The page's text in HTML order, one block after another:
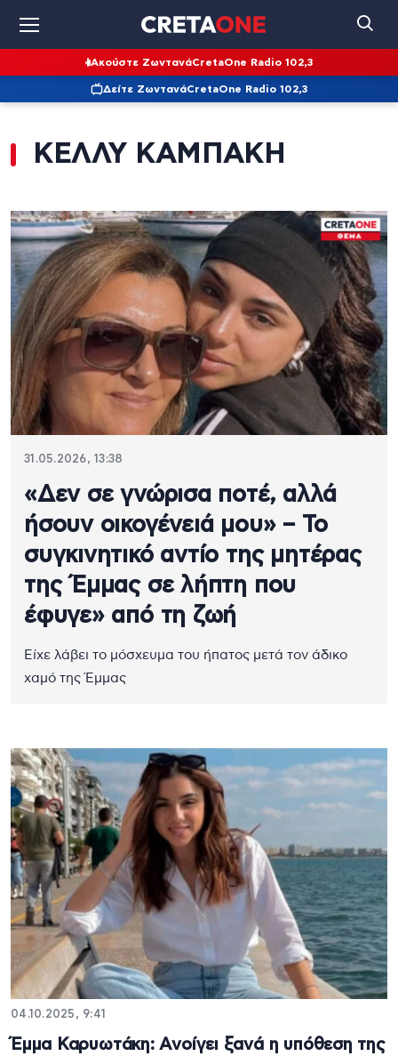
Ακούστε ΖωντανάCretaOne Radio 102,3
Δείτε ΖωντανάCretaOne Radio 102,3
ΚΕΛΛΥ ΚΑΜΠΑΚΗ
31.05.2026, 13:38
«Δεν σε γνώρισα ποτέ, αλλά
ήσουν οικογένειά μου» – Το
συγκινητικό αντίο της μητέρας
της Έμμας σε λήπτη που
έφυγε» από τη ζωή
Είχε λάβει το μόσχευμα του ήπατος μετά τον άδικο
χαμό της Έμμας
04.10.2025, 9:41
Έμμα Καρυωτάκη: Ανοίγει ξανά η υπόθεση της